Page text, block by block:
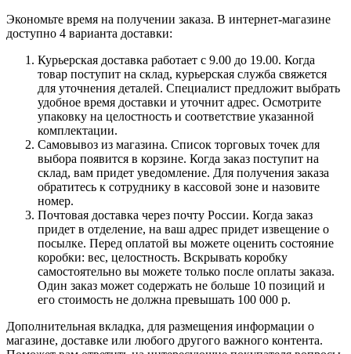
Экономьте время на получении заказа. В интернет-магазине
доступно 4 варианта доставки:
Курьерская доставка работает с 9.00 до 19.00. Когда
товар поступит на склад, курьерская служба свяжется
для уточнения деталей. Специалист предложит выбрать
удобное время доставки и уточнит адрес. Осмотрите
упаковку на целостность и соответствие указанной
комплектации.
Самовывоз из магазина. Список торговых точек для
выбора появится в корзине. Когда заказ поступит на
склад, вам придет уведомление. Для получения заказа
обратитесь к сотруднику в кассовой зоне и назовите
номер.
Почтовая доставка через почту России. Когда заказ
придет в отделение, на ваш адрес придет извещение о
посылке. Перед оплатой вы можете оценить состояние
коробки: вес, целостность. Вскрывать коробку
самостоятельно вы можете только после оплаты заказа.
Один заказ может содержать не больше 10 позиций и
его стоимость не должна превышать 100 000 р.
Дополнительная вкладка, для размещения информации о
магазине, доставке или любого другого важного контента.